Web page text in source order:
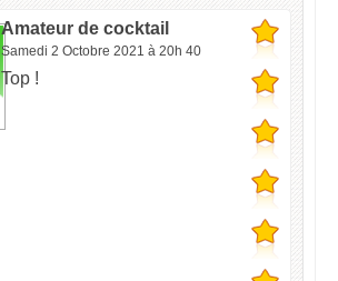
Amateur de cocktail
Samedi 2 Octobre 2021 à 20h 40
Top !